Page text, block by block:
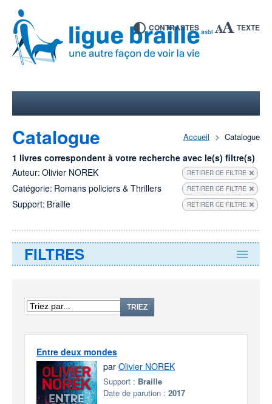
CONTRASTES TEXTE
Accueil Catalogue
Catalogue
1 livres correspondent à votre recherche avec le(s) filtre(s)
Auteur: Olivier NOREK RETIRER CE FILTRE
Catégorie: Romans policiers & Thrillers RETIRER CE FILTRE
Support: Braille RETIRER CE FILTRE
FILTRES
TRIEZ
Entre deux mondes
par Olivier NOREK
Support : Braille
Date de parution : 2017